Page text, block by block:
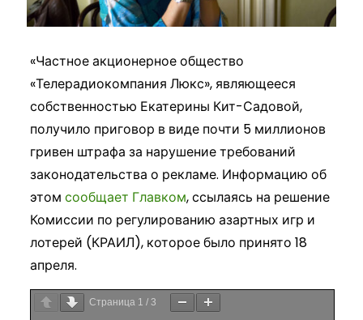
«Частное акционерное общество
«Телерадиокомпания Люкс», являющееся
собственностью Екатерины Кит-Садовой,
получило приговор в виде почти 5 миллионов
гривен штрафа за нарушение требований
законодательства о рекламе. Информацию об
этом сообщает Главком, ссылаясь на решение
Комиссии по регулированию азартных игр и
лотерей (КРАИЛ), которое было принято 18
апреля.
Страница 1 / 3